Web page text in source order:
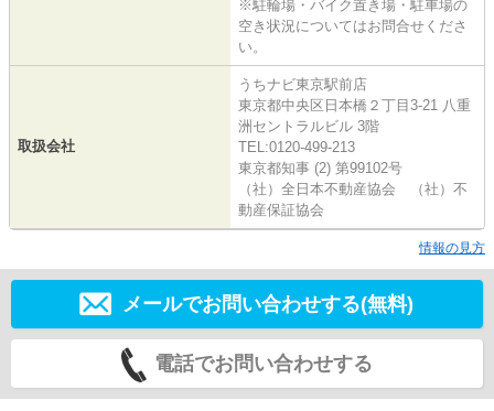
※駐輪場・バイク置き場・駐車場の
空き状況についてはお問合せくださ
い。
取扱会社
うちナビ東京駅前店
東京都中央区日本橋２丁目3-21 八重
洲セントラルビル 3階
TEL:0120-499-213
東京都知事 (2) 第99102号
（社）全日本不動産協会 （社）不
動産保証協会
情報の見方
メールでお問い合わせする(無料)
電話でお問い合わせする